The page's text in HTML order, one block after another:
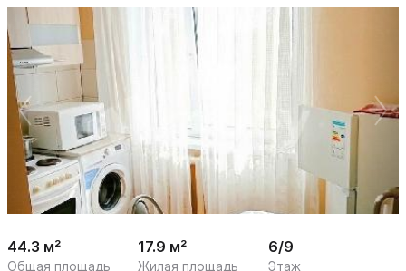
1
/
44.3 м²
Общая площадь
17.9 м²
Жилая площадь
6/9
Этаж